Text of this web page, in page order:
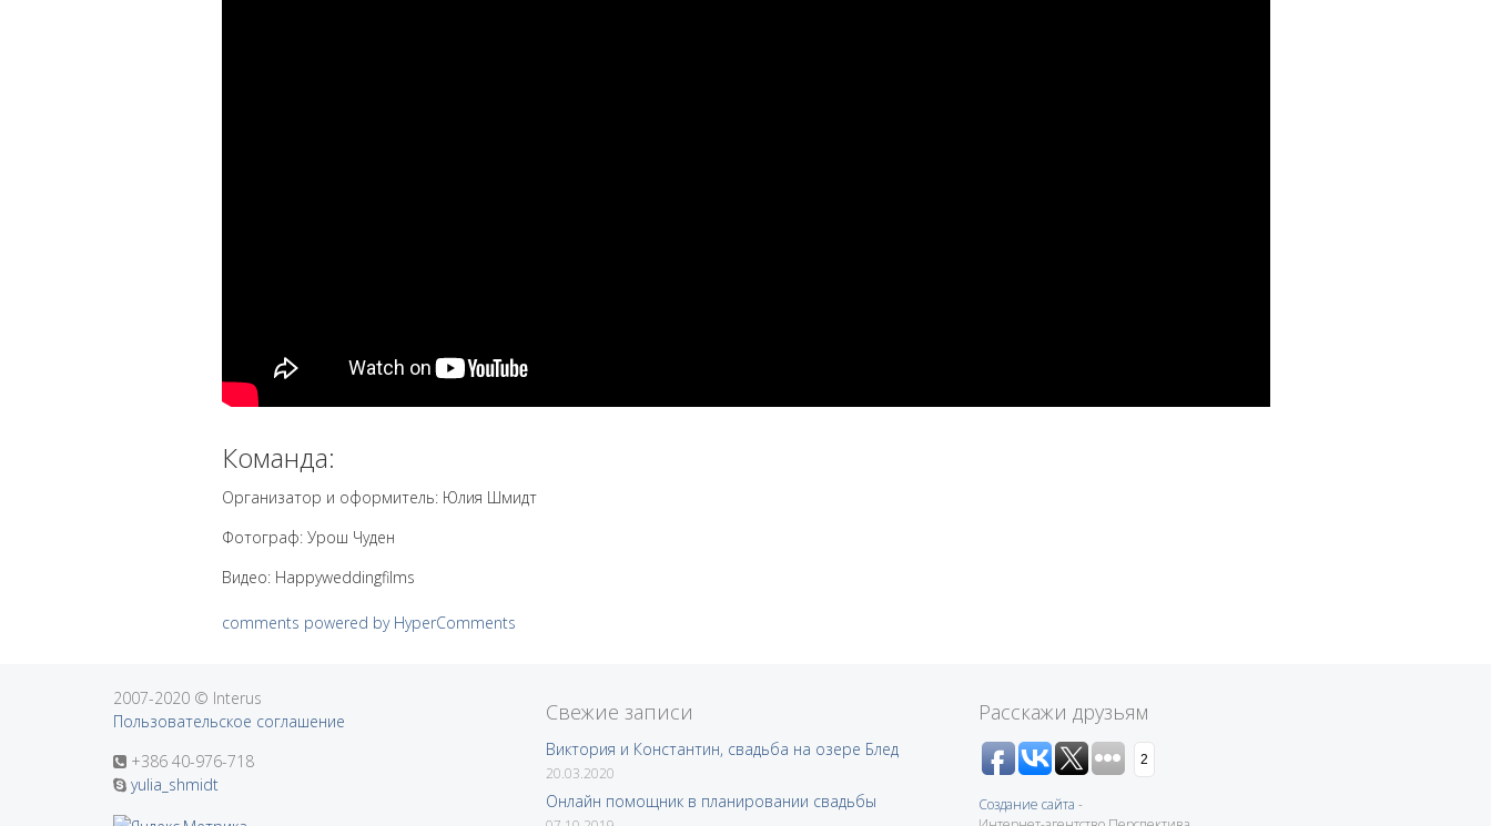
Команда:
Организатор и оформитель: Юлия Шмидт
Фотограф: Урош Чуден
Видео: Happyweddingfilms
comments powered by HyperComments
2007-2020 © Interus
Пользовательское соглашение
+386 40-976-718
yulia_shmidt
Свежие записи
Виктория и Константин, свадьба на озере Блед
20.03.2020
Онлайн помощник в планировании свадьбы
Расскажи друзьям
2
Создание сайта -